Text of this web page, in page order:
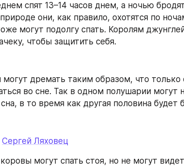
спят 13–14 часов днем, а ночью
они, как правило, охотятся по
могут подолгу спать. Королям
чтобы защитить себя.
могут дремать таким образом, что только
во сне. Так в одном полушарии могут
в то время как другая половина будет
Сергей Ляховец
могут спать стоя, но не могут